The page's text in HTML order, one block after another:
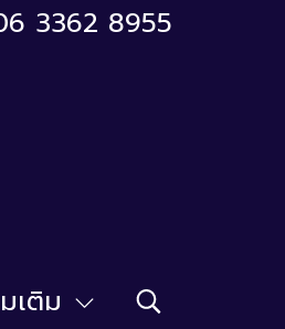
3362 8955
เติม